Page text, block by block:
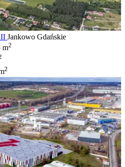
II Jankowo Gdańskie
m2
2